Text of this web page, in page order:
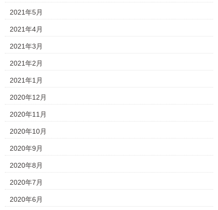
2021年5月
2021年4月
2021年3月
2021年2月
2021年1月
2020年12月
2020年11月
2020年10月
2020年9月
2020年8月
2020年7月
2020年6月